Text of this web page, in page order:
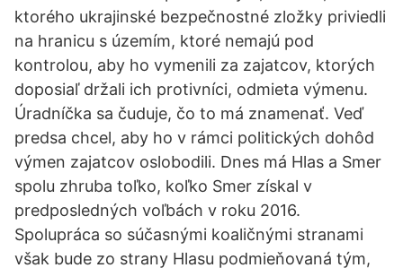
ktorého ukrajinské bezpečnostné zložky priviedli
na hranicu s územím, ktoré nemajú pod
kontrolou, aby ho vymenili za zajatcov, ktorých
doposiaľ držali ich protivníci, odmieta výmenu.
Úradníčka sa čuduje, čo to má znamenať. Veď
predsa chcel, aby ho v rámci politických dohôd
výmen zajatcov oslobodili. Dnes má Hlas a Smer
spolu zhruba toľko, koľko Smer získal v
predposledných voľbách v roku 2016.
Spolupráca so súčasnými koaličnými stranami
však bude zo strany Hlasu podmieňovaná tým,